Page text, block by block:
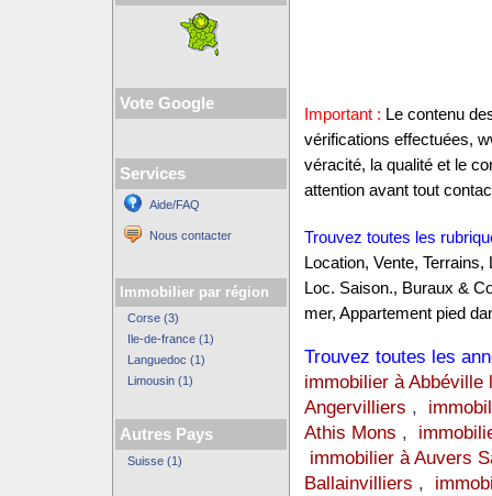
Vote Google
Services
Aide/FAQ
Nous contacter
Immobilier par région
Corse (3)
Ile-de-france (1)
Languedoc (1)
Limousin (1)
Autres Pays
Suisse (1)
Important : Le contenu
vérifications effectuées,
véracité, la qualité et le
attention avant tout
Trouvez toutes les
Location, Vente,
Loc. Saison., Buraux &
mer, Appartement pied
Trouvez toutes les
immobilier à
Angervilliers ,
Athis Mons ,
immobilier à Auvers
Ballainvilliers ,